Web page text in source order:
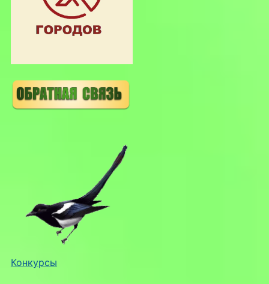
Конкурсы